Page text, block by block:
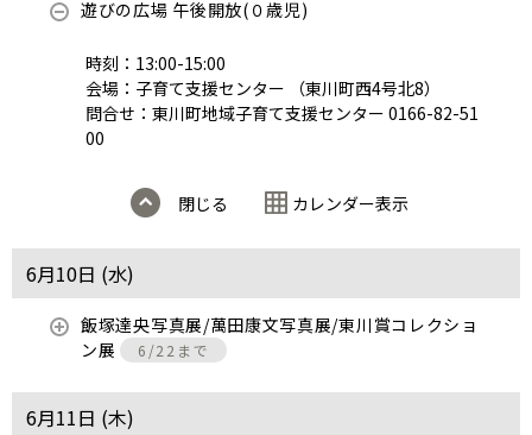
遊びの広場 午後開放(０歳児)
時刻：13:00-15:00
会場：子育て支援センター （東川町西4号北8）
問合せ：東川町地域子育て支援センター 0166-82-51
00
閉じる カレンダー表示
6月10日 (水)
飯塚達央写真展/萬田康文写真展/東川賞コレクショ
ン展
6/22まで
6月11日 (木)